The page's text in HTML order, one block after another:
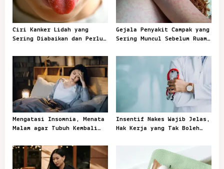
i
g
a
o
Ciri Kanker Lidah yang
Sering Diabaikan dan Perlu
Gejala Penyakit Campak yang
Sering Muncul Sebelum Ruam
Mengatasi Insomnia, Menata
Malam agar Tubuh Kembali
Insentif Nakes Wajib Jelas,
Hak Kerja yang Tak Boleh